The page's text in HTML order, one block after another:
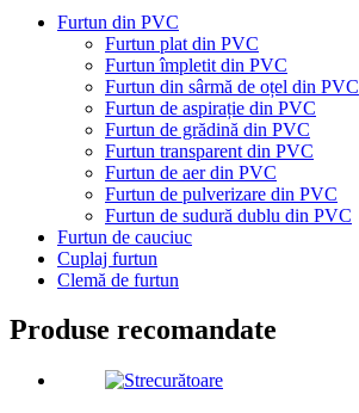
Furtun din PVC
Furtun plat din PVC
Furtun împletit din PVC
Furtun din sârmă de oțel din PVC
Furtun de aspirație din PVC
Furtun de grădină din PVC
Furtun transparent din PVC
Furtun de aer din PVC
Furtun de pulverizare din PVC
Furtun de sudură dublu din PVC
Furtun de cauciuc
Cuplaj furtun
Clemă de furtun
Produse recomandate